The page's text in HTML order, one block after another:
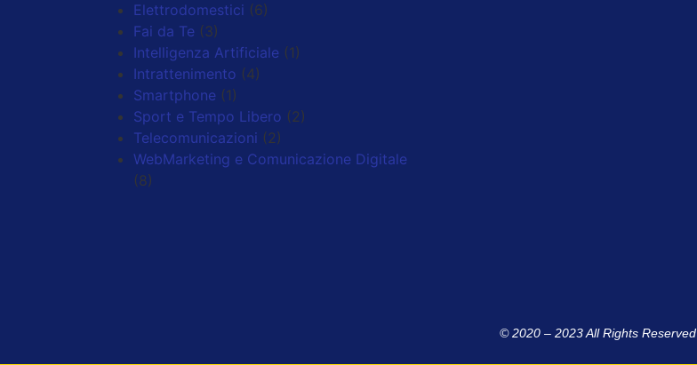
Elettrodomestici (6)
Fai da Te (3)
Intelligenza Artificiale (1)
Intrattenimento (4)
Smartphone (1)
Sport e Tempo Libero (2)
Telecomunicazioni (2)
WebMarketing e Comunicazione Digitale
(8)
© 2020 – 2023 All Rights Reserved